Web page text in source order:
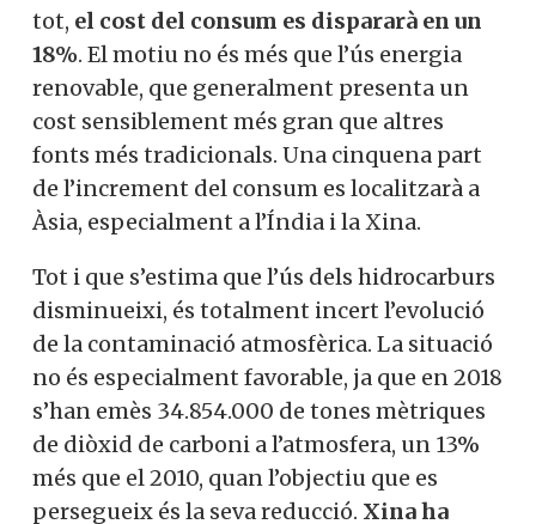
tot, el cost del consum es dispararà en un
18%. El motiu no és més que l’ús energia
renovable, que generalment presenta un
cost sensiblement més gran que altres
fonts més tradicionals. Una cinquena part
de l’increment del consum es localitzarà a
Àsia, especialment a l’Índia i la Xina.
Tot i que s’estima que l’ús dels hidrocarburs
disminueixi, és totalment incert l’evolució
de la contaminació atmosfèrica. La situació
no és especialment favorable, ja que en 2018
s’han emès 34.854.000 de tones mètriques
de diòxid de carboni a l’atmosfera, un 13%
més que el 2010, quan l’objectiu que es
persegueix és la seva reducció. Xina ha